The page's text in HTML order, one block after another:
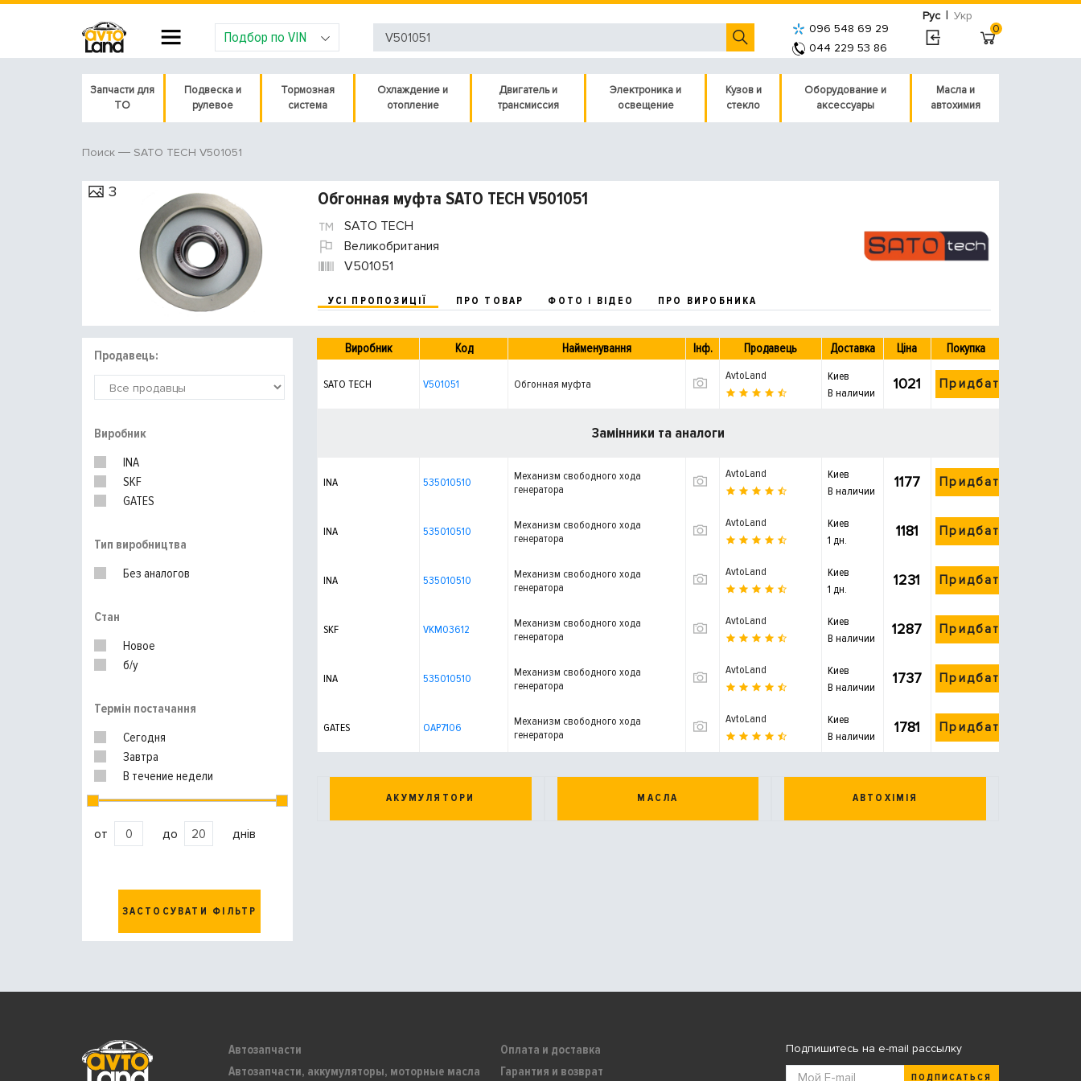
Рус | Укр
Подбор по VIN
096 548 69 29
044 229 53 86
0
Запчасти для
ТО
Подвеска и
рулевое
Тормозная
система
Охлаждение и
отопление
Двигатель и
трансмиссия
Электроника и
освещение
Кузов и
стекло
Оборудование и
аксессуары
Масла и
автохимия
Поиск SATO TECH V501051
3 Обгонная муфта SATO TECH V501051
SATO TECH
Великобритания
V501051
УСІ ПРОПОЗИЦІЇ ПРО ТОВАР ФОТО І ВІДЕО ПРО ВИРОБНИКА
Продавець:
Виробник
INA
SKF
GATES
Тип виробництва
Без аналогов
Стан
Новое
б/у
Термін постачання
Сегодня
Завтра
В течение недели
от до днів
ЗАСТОСУВАТИ ФІЛЬТР
Виробник Код Найменування Інф. Продавець Доставка Ціна Покупка
SATO TECH V501051 Обгонная муфта
AvtoLand
Киев
В наличии
1021 Придбати
Замінники та аналоги
INA 535010510
Механизм свободного хода
генератора
AvtoLand
Киев
В наличии
1177 Придбати
INA 535010510
Механизм свободного хода
генератора
AvtoLand
Киев
1 дн.
1181 Придбати
INA 535010510
Механизм свободного хода
генератора
AvtoLand
Киев
1 дн.
1231 Придбати
SKF VKM03612
Механизм свободного хода
генератора
AvtoLand
Киев
В наличии
1287 Придбати
INA 535010510
Механизм свободного хода
генератора
AvtoLand
Киев
В наличии
1737 Придбати
GATES OAP7106
Механизм свободного хода
генератора
AvtoLand
Киев
В наличии
1781 Придбати
АКУМУЛЯТОРИ МАСЛА АВТОХІМІЯ
Автозапчасти
Автозапчасти, аккумуляторы, моторные масла
Оплата и доставка
Гарантия и возврат
Подпишитесь на e-mail рассылку
ПОДПИСАТЬСЯ